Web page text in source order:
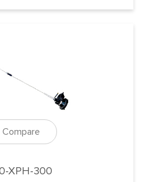
Compare
XPH-300